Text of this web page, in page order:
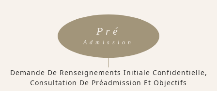
Pré
Admission
Demande De Renseignements Initiale Confidentielle,
Consultation De Préadmission Et Objectifs